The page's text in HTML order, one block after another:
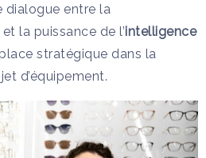
dialogue entre la
la puissance de l’intelligence
stratégique dans la
d’équipement.